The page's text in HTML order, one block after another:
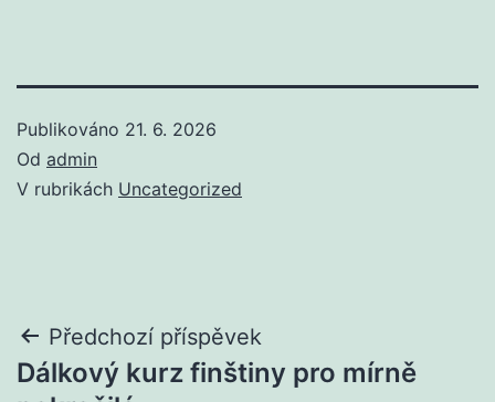
Publikováno 21. 6. 2026
Od admin
V rubrikách Uncategorized
Navigace
Předchozí příspěvek
Dálkový kurz finštiny pro mírně